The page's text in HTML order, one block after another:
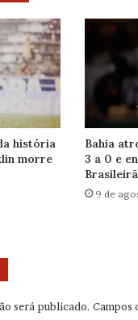
história
morre
Bahia
3 a 0 e
9 de
será publicado. Campos